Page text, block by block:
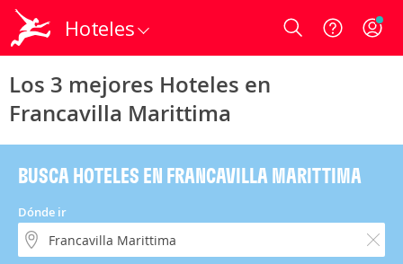
Hoteles Login
Los 3 mejores Hoteles en
Francavilla Marittima
BUSCA HOTELES EN FRANCAVILLA MARITTIMA
Dónde ir